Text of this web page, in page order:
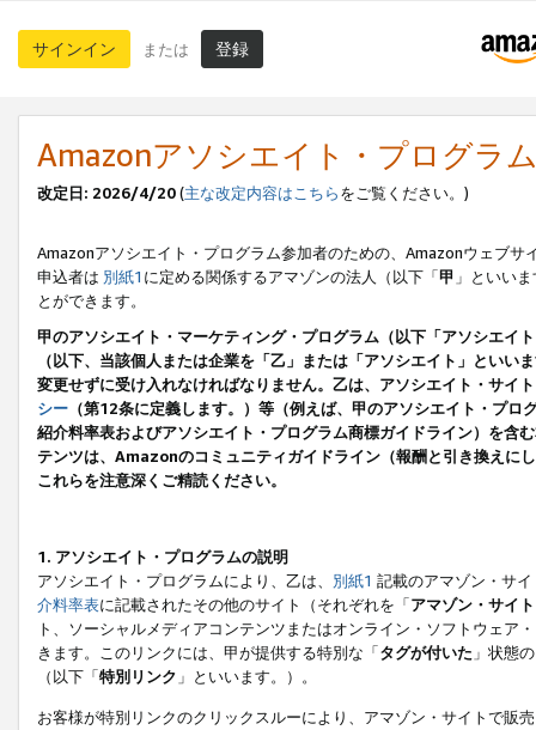
サインイン または 登録
Amazonアソシエイト・プログラ
改定日: 2026/4/20(主な改定内容はこちらをご覧ください。)
Amazonアソシエイト・プログラム参加者のための、Amazonウェブサ
申込者は 別紙1 に定める関係するアマゾンの法人（以下「甲 」といい
とができます。
甲のアソシエイト・マーケティング・プログラム（以下「アソシエイ
（以下、当該個人または企業を「乙」または「アソシエイト」とい
変更せずに受け入れなければなりません。乙は、アソシエイト・サイ
シー （第12条に定義します。）等（例えば、甲のアソシエイト・プ
紹介料率表およびアソシエイト・プログラム商標ガイドライン）を
テンツは、Amazonのコミュニティガイドライン（報酬と引き換えに
これらを注意深くご精読ください。
1. アソシエイト・プログラムの説明
アソシエイト・プログラムにより、乙は、 別紙1 記載のアマゾン・サ
介料率表に記載されたその他のサイト（それぞれを「アマゾン・サイト
ト、ソーシャルメディアコンテンツまたはオンライン・ソフトウェア
きます。このリンクには、甲が提供する特別な「タグが付いた 」状態
（以下「特別リンク 」といいます。）。
お客様が特別リンクのクリックスルーにより、アマゾン・サイトで販